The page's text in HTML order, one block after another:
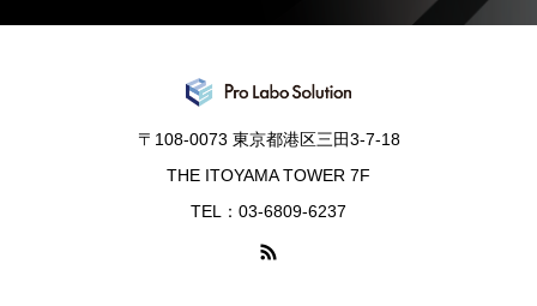
〒108-0073 東京都港区三田3-7-18
THE ITOYAMA TOWER 7F
TEL：03-6809-6237